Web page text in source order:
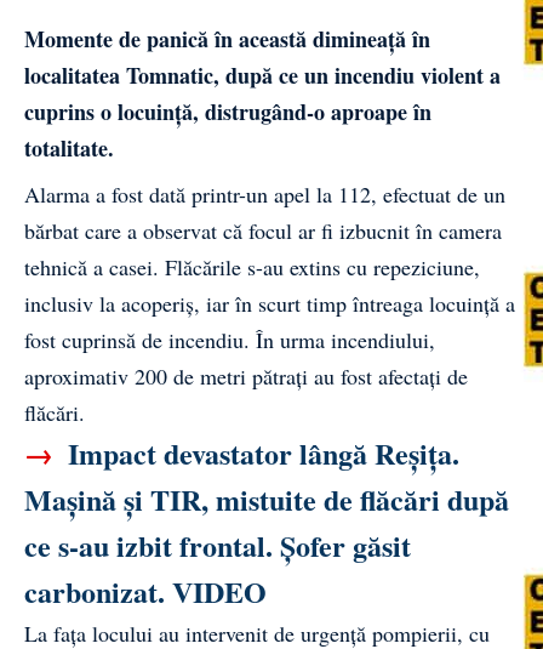
Momente de panică în această dimineață în
localitatea Tomnatic, după ce un incendiu violent a
cuprins o locuință, distrugând-o aproape în
totalitate.
Alarma a fost dată printr-un apel la 112, efectuat de un
bărbat care a observat că focul ar fi izbucnit în camera
tehnică a casei. Flăcările s-au extins cu repeziciune,
inclusiv la acoperiș, iar în scurt timp întreaga locuință a
fost cuprinsă de incendiu. În urma incendiului,
aproximativ 200 de metri pătrați au fost afectați de
flăcări.
→ Impact devastator lângă Reșița.
Mașină și TIR, mistuite de flăcări după
ce s-au izbit frontal. Șofer găsit
carbonizat. VIDEO
La fața locului au intervenit de urgență pompierii, cu